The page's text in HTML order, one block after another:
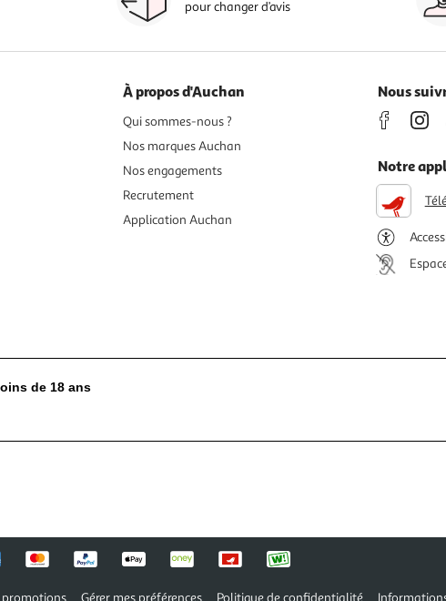
pour changer d’avis
À propos d'Auchan
Qui sommes-nous ?
Nos marques Auchan
Nos engagements
Recrutement
Application Auchan
Nous
Notre
de 18 ans
promotions Gérer mes préférences Politique de confidentialité